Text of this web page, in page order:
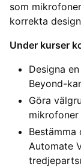
som
korrekta
Under kurser
Designa
Beyond-
Göra
mikrofoner
Automate